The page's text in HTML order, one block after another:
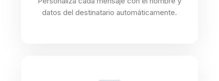
datos del destinatario automáticamente.